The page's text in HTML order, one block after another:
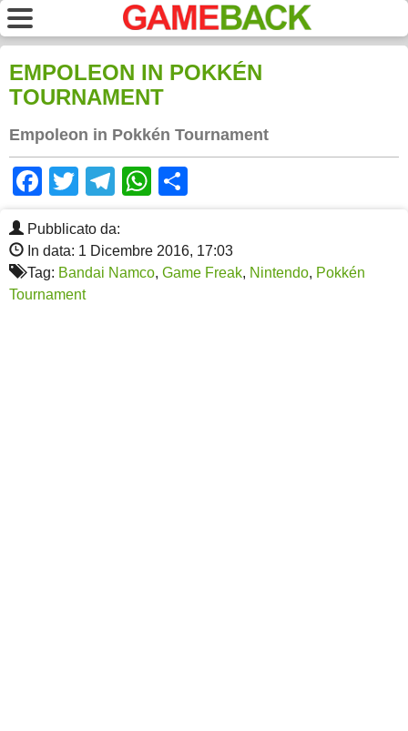
EMPOLEON IN POKKÉN
TOURNAMENT
Empoleon in Pokkén Tournament
Facebook
TwitterTelegram
WhatsApp
Pubblicato da:
In data: 1 Dicembre 2016, 17:03
Tag: Bandai Namco, Game Freak, Nintendo, Pokkén
Tournament